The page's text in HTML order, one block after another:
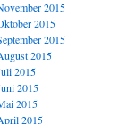
2015
2015
2015
2015
2015
2015
2015
2015